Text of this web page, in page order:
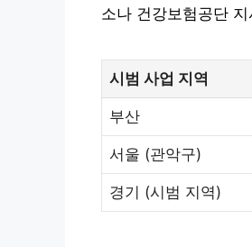
소나 건강보험공단
시범 사업 지역
부산
서울 (관악구)
경기 (시범 지역)